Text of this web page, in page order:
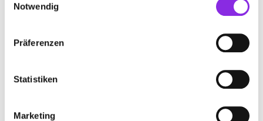
Notwendig
Präferenzen
Statistiken
Marketing
Mehr erfahren